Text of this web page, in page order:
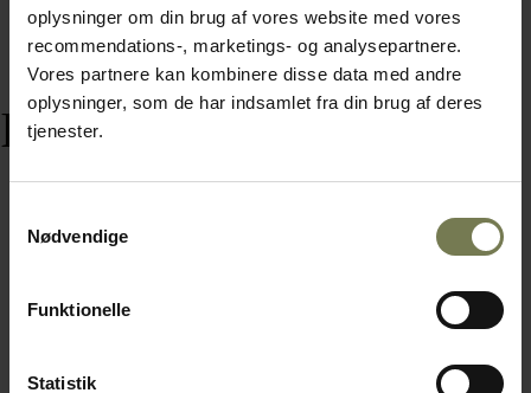
oplysninger om din brug af vores website med vores
recommendations-, marketings- og analysepartnere.
Vores partnere kan kombinere disse data med andre
oplysninger, som de har indsamlet fra din brug af deres
tjenester.
Nødvendige
Funktionelle
Statistik
Relaterede varer